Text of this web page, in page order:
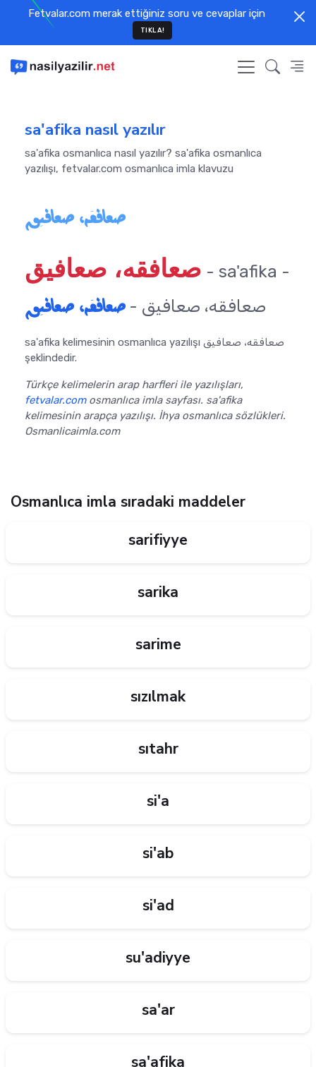
Fetvalar.com merak ettiğiniz soru ve cevaplar için
TIKLA!
sa'afika nasıl yazılır
sa'afika osmanlıca nasıl yazılır? sa'afika osmanlıca
yazılışı, fetvalar.com osmanlıca imla klavuzu
صعافقه، صعافيق
صعافقه، صعافيق - sa'afika -
صعافقه، صعافيق -صعافقه، صعافيق
sa'afika kelimesinin osmanlıca yazılışı صعافقه، صعافيق
şeklindedir.
Türkçe kelimelerin arap harfleri ile yazılışları,
fetvalar.comosmanlıca imla sayfası. sa'afika
kelimesinin arapça yazılışı. İhya osmanlıca sözlükleri.
Osmanlicaimla.com
Osmanlıca imla sıradaki maddeler
sarifiyye
sarika
sarime
sızılmak
sıtahr
si'a
si'ab
si'ad
su'adiyye
sa'ar
sa'afika